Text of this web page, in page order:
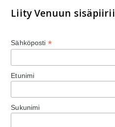
Liity Venuun
Sähköposti *
Etunimi
Sukunimi